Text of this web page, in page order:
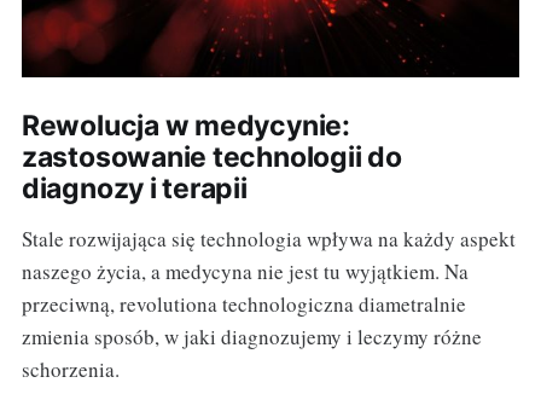
Rewolucja w medycynie:
zastosowanie technologii do
diagnozy i terapii
Stale rozwijająca się technologia wpływa na każdy aspekt
naszego życia, a medycyna nie jest tu wyjątkiem. Na
przeciwną, revolutiona technologiczna diametralnie
zmienia sposób, w jaki diagnozujemy i leczymy różne
schorzenia.